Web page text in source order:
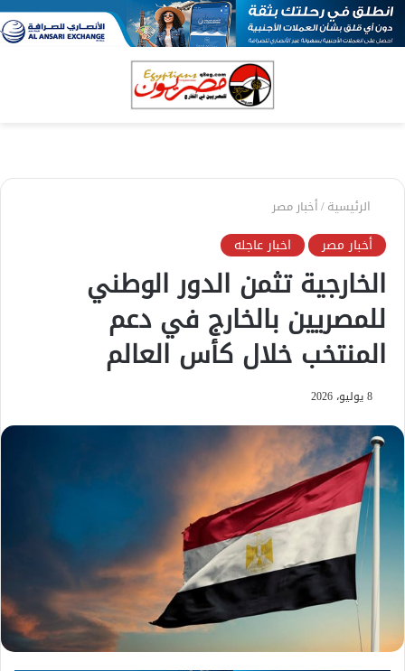
الرئيسية/أخبار مصر
أخبار مصر اخبار عاجله
الخارجية تثمن الدور الوطني
للمصريين بالخارج في دعم
المنتخب خلال كأس العالم
8 يوليو، 2026